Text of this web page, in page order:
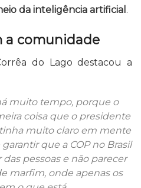
da inteligência artificial .
a comunidade
do Lago destacou a
muito tempo, porque o
coisa que o presidente
muito claro em mente
que a COP no Brasil
pessoas e não parecer
marfim, onde apenas os